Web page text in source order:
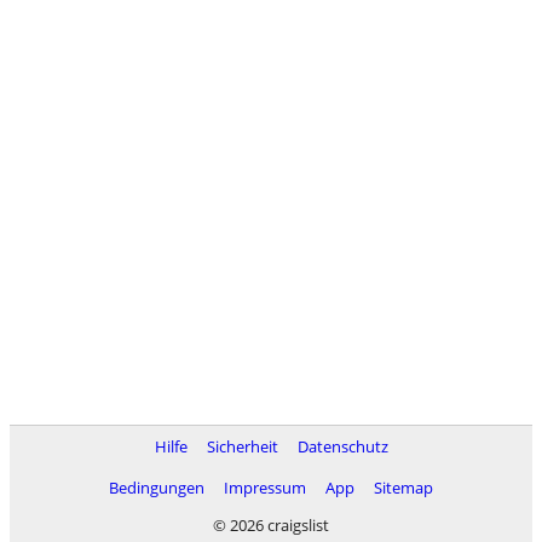
Hilfe Sicherheit
Datenschutz
Bedingungen
Impressum App
Sitemap
© 2026 craigslist